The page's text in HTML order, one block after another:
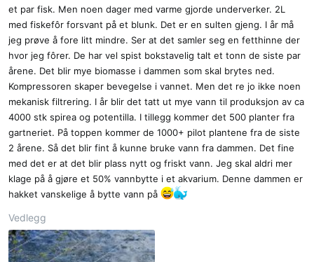
et par fisk. Men noen dager med varme gjorde underverker. 2L
med fiskefôr forsvant på et blunk. Det er en sulten gjeng. I år må
jeg prøve å fore litt mindre. Ser at det samler seg en fetthinne der
hvor jeg fôrer. De har vel spist bokstavelig talt et tonn de siste par
årene. Det blir mye biomasse i dammen som skal brytes ned.
Kompressoren skaper bevegelse i vannet. Men det re jo ikke noen
mekanisk filtrering. I år blir det tatt ut mye vann til produksjon av ca
4000 stk spirea og potentilla. I tillegg kommer det 500 planter fra
gartneriet. På toppen kommer de 1000+ pilot plantene fra de siste
2 årene. Så det blir fint å kunne bruke vann fra dammen. Det fine
med det er at det blir plass nytt og friskt vann. Jeg skal aldri mer
klage på å gjøre et 50% vannbytte i et akvarium. Denne dammen er
hakket vanskelige å bytte vann på
Vedlegg